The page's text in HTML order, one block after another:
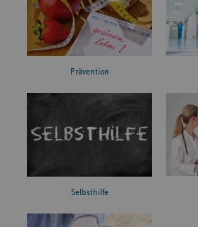
Prävention
Selbsthilfe